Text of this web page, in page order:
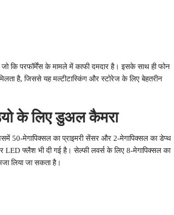
कि परफॉर्मेंस के मामले में काफी दमदार है। इसके साथ ही फोन
है, जिससे यह मल्टीटास्किंग और स्टोरेज के लिए बेहतरीन
के लिए डुअल कैमरा
50-मेगापिक्सल का प्राइमरी सेंसर और 2-मेगापिक्सल का डेप्थ
फ्लैश भी दी गई है। सेल्फी लवर्स के लिए 8-मेगापिक्सल का
लिया जा सकता है।